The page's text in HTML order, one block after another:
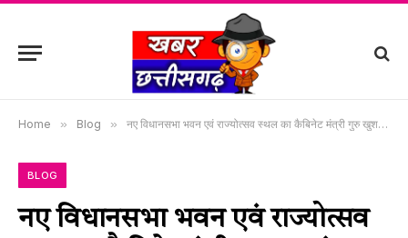
Home » Blog » नए विधानसभा भवन एवं राज्योत्सव स्थल का कैबिनेट मंत्री गुरु खुशवंत साहेब ने किया निरीक्षण-तैयारियों का लिया जायजा
BLOG
नए विधानसभा भवन एवं राज्योत्सव